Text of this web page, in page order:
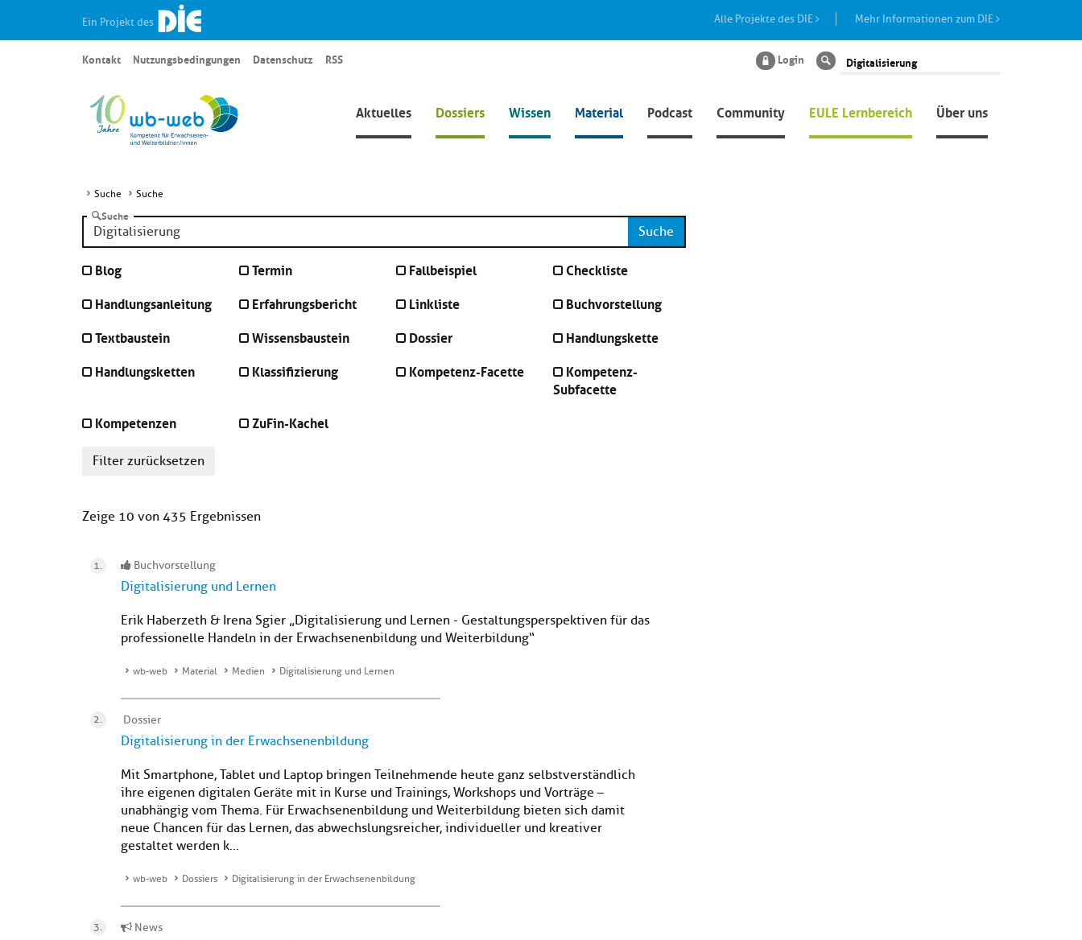
Ein Projekt des Alle Projekte des DIE Mehr Informationen zum DIE
Aktuelles Dossiers Wissen Material Podcast Community EULE Lernbereich Über uns
Kontakt Nutzungsbedingungen Datenschutz RSS Login Suche
Suche Suche
Suche
Suche
Blog Termin Fallbeispiel
Checkliste
Handlungsanleitung
Erfahrungsbericht Linkliste
Buchvorstellung
Textbaustein
Wissensbaustein Dossier
Handlungskette
Handlungsketten
Klassifizierung Kompetenz-Facette
Kompetenz-
Subfacette
Kompetenzen
ZuFin-Kachel
Filter zurücksetzen
Zeige 10 von 435 Ergebnissen
Buchvorstellung
Digitalisierung und Lernen
Erik Haberzeth & Irena Sgier „Digitalisierung und Lernen - Gestaltungsperspektiven für das
professionelle Handeln in der Erwachsenenbildung und Weiterbildung“
wb-web Material Medien Digitalisierung und Lernen
Dossier
Digitalisierung in der Erwachsenenbildung
Mit Smartphone, Tablet und Laptop bringen Teilnehmende heute ganz selbstverständlich
ihre eigenen digitalen Geräte mit in Kurse und Trainings, Workshops und Vorträge –
unabhängig vom Thema. Für Erwachsenenbildung und Weiterbildung bieten sich damit
neue Chancen für das Lernen, das abwechslungsreicher, individueller und kreativer
gestaltet werden k...
wb-web Dossiers Digitalisierung in der Erwachsenenbildung
News